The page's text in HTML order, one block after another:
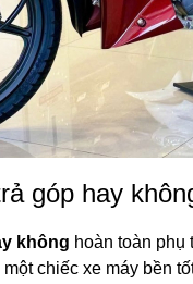
góp hay
không hoàn toàn phụ
chiếc xe máy bền